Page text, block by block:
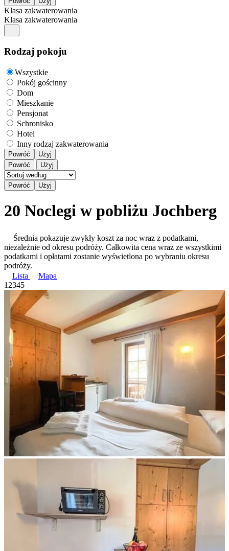
Klasa zakwaterowania
Klasa zakwaterowania
Rodzaj pokoju
Wszystkie
Pokój gościnny
Dom
Mieszkanie
Pensjonat
Schronisko
Hotel
Inny rodzaj zakwaterowania
Powróć
Użyj
Powróć
Użyj
20 Noclegi w pobliżu Jochberg
Średnia pokazuje zwykły koszt za noc wraz z podatkami,
niezależnie od okresu podróży. Całkowita cena wraz ze wszystkimi
podatkami i opłatami zostanie wyświetlona po wybraniu okresu
podróży.
Lista
Mapa
1 2345